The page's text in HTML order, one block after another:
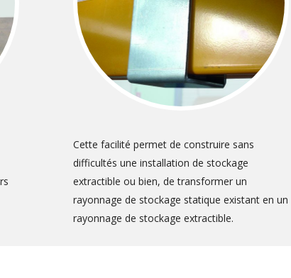
Cette facilité permet de construire sans
difficultés une installation de stockage
extractible ou bien, de transformer un
rayonnage de stockage statique existant en un
rayonnage de stockage extractible.